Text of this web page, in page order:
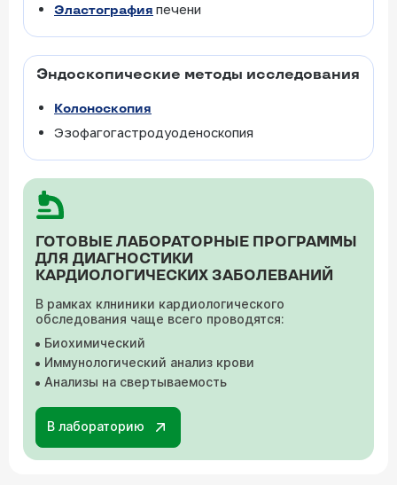
Эластография печени
Эндоскопические методы исследования
Колоноскопия
Эзофагогастродуоденоскопия
ГОТОВЫЕ ЛАБОРАТОРНЫЕ ПРОГРАММЫ
ДЛЯ ДИАГНОСТИКИ
КАРДИОЛОГИЧЕСКИХ ЗАБОЛЕВАНИЙ
В рамках клниники кардиологического
обследования чаще всего проводятся:
Биохимический
Иммунологический анализ крови
Анализы на свертываемость
В лабораторию